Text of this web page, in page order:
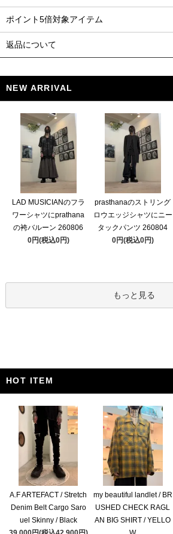
ポイント5倍対象アイテム
返品について
NEW ARRIVAL
LAD MUSICIANのフラ
ワーシャツにprathana
の袴バルーン 260806
0円(税込0円)
prasthanaのストリング
ロウエッジシャツにニー
タックパンツ 260804
0円(税込0円)
もっと見る
HOT ITEM
A.F ARTEFACT / Stretch
Denim Belt Cargo Saro
uel Skinny / Black
my beautiful landlet / BR
USHED CHECK RAGL
AN BIG SHIRT / YELLO